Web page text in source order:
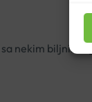
nekim